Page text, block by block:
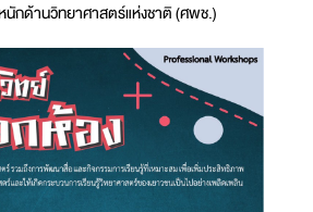
กด้านวิทยาศาสตร์แห่งชาติ (ศพช.)